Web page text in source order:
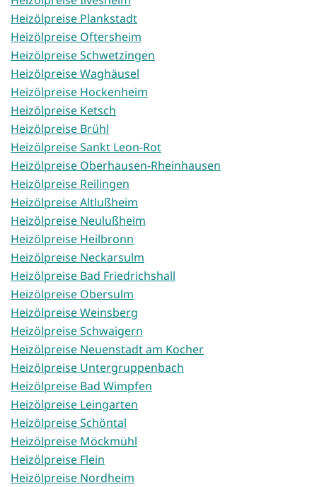
Heizölpreise Plankstadt
Heizölpreise Oftersheim
Heizölpreise Schwetzingen
Heizölpreise Waghäusel
Heizölpreise Hockenheim
Heizölpreise Ketsch
Heizölpreise Brühl
Heizölpreise Sankt Leon-Rot
Heizölpreise Oberhausen-Rheinhausen
Heizölpreise Reilingen
Heizölpreise Altlußheim
Heizölpreise Neulußheim
Heizölpreise Heilbronn
Heizölpreise Neckarsulm
Heizölpreise Bad Friedrichshall
Heizölpreise Obersulm
Heizölpreise Weinsberg
Heizölpreise Schwaigern
Heizölpreise Neuenstadt am Kocher
Heizölpreise Untergruppenbach
Heizölpreise Bad Wimpfen
Heizölpreise Leingarten
Heizölpreise Schöntal
Heizölpreise Möckmühl
Heizölpreise Flein
Heizölpreise Nordheim